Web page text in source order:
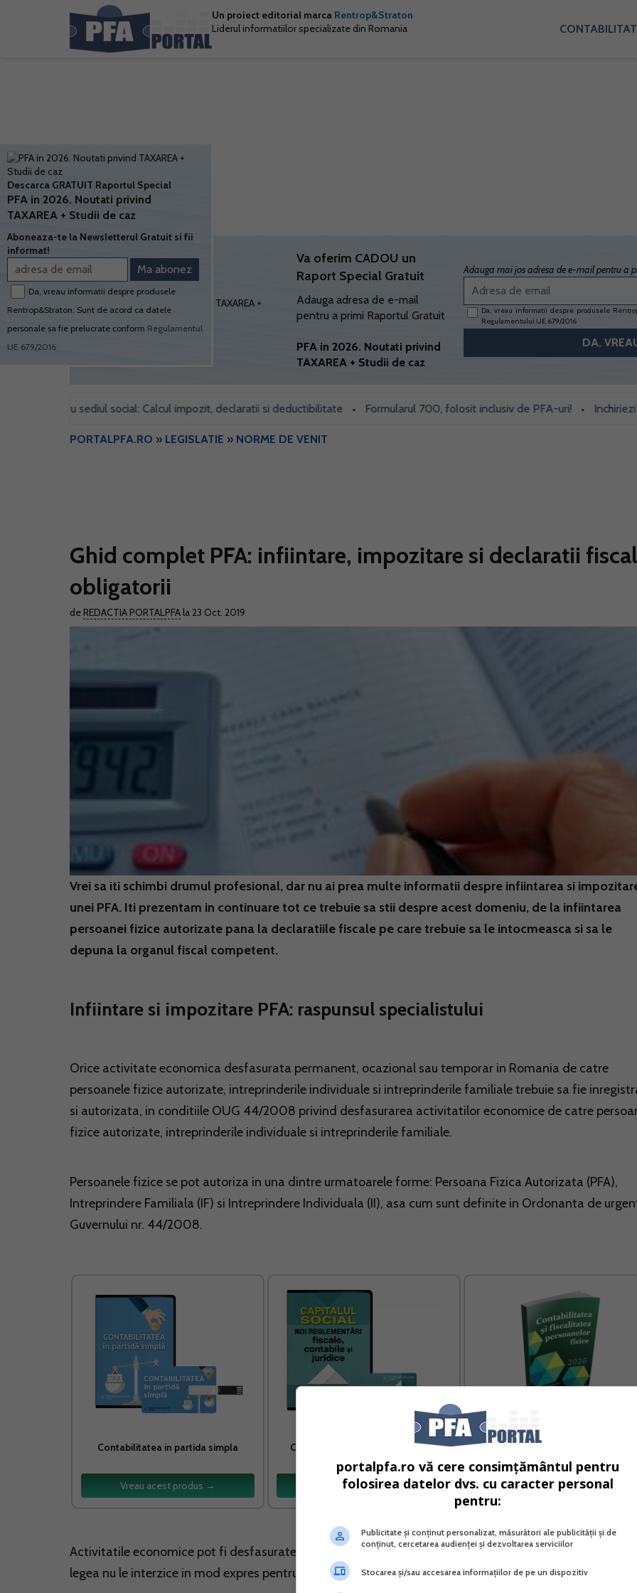
Un proiect editorial marca Rentrop&Straton
Liderul informatiilor specializate din Romania
Va oferim CADOU un
Raport Special Gratuit
Adauga adresa de e-mail
pentru a primi Raportul Gratuit
PFA in 2026. Noutati privind
TAXAREA + Studii de caz
Adauga mai jos adresa de e-mail pentru a
Da, vreau informatii despre produsele
Regulamentului UE 679/2016
pentru sediul social: Calcul impozit, declaratii si deductibilitate • Formularul 700, folosit inclusiv de PFA-uri! • Inchiriezi prin
PORTALPFA.RO » LEGISLATIE » NORME DE VENIT
Ghid complet PFA: infiintare, impozitare si declaratii
obligatorii
de REDACTIA PORTALPFA la 23 Oct. 2019
Vrei sa iti schimbi drumul profesional, dar nu ai prea multe informatii despre infiintarea si
unei PFA. Iti prezentam in continuare tot ce trebuie sa stii despre acest domeniu, de la infiintarea
persoanei fizice autorizate pana la declaratiile fiscale pe care trebuie sa le intocmeasca si sa le
depuna la organul fiscal competent.
Infiintare si impozitare PFA: raspunsul specialistului
Orice activitate economica desfasurata permanent, ocazional sau temporar in Romania de catre
persoanele fizice autorizate, intreprinderile individuale si intreprinderile familiale trebuie sa fie
si autorizata, in conditiile OUG 44/2008 privind desfasurarea activitatilor economice de catre
fizice autorizate, intreprinderile individuale si intreprinderile familiale.
Persoanele fizice se pot autoriza in una dintre urmatoarele forme: Persoana Fizica Autorizata (PFA),
Intreprindere Familiala (IF) si Intreprindere Individuala (II), asa cum sunt definite in Ordonanta de
Guvernului nr. 44/2008.
Contabilitatea in partida simpla
Vreau acest produs →
Capitalul social Noi reglementari
fiscale contabile si juridice
Vreau acest produs →
Contabilitatea si fiscalitatea
persoanelor fizice
Vreau acest produs →
Activitatile economice pot fi desfasurate in toate domeniile, meseriile, ocupatiile sau profesiile pe care
legea nu le interzice in mod expres pentru libera initiativa.
Descarca GRATUIT Raportul Special
PFA in 2026. Noutati privind
TAXAREA + Studii de caz
Aboneaza-te la Newsletterul Gratuit si fii
informat!
Da, vreau informatii despre produsele
Rentrop&Straton. Sunt de acord ca datele
personale sa fie prelucrate conform Regulamentul
UE 679/2016
portalpfa.ro vă cere consimțământul pentru
folosirea datelor dvs. cu caracter personal
pentru:
Publicitate și conținut personalizat, măsurători ale publicității și de
conținut, cercetarea audienței și dezvoltarea serviciilor
Stocarea și/sau accesarea informațiilor de pe un dispozitiv